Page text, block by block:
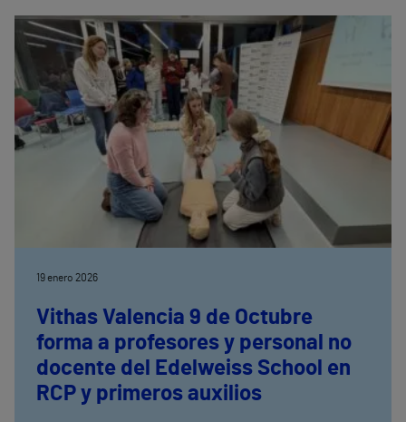
19 enero 2026
Vithas Valencia 9 de Octubre
forma a profesores y personal no
docente del Edelweiss School en
RCP y primeros auxilios